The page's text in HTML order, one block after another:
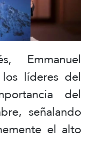
Emmanuel
líderes del
del
señalando
el alto